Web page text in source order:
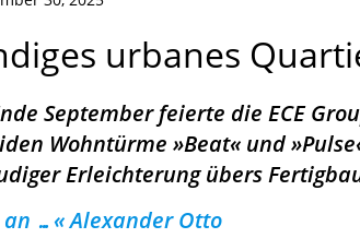
urbanes
September feierte die ECE
Wohntürme »Beat« und
Erleichterung übers
an …« Alexander Otto